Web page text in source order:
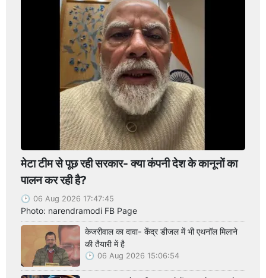
मेटा टीम से पूछ रही सरकार- क्या कंपनी देश के कानूनों का
पालन कर रही है?
06 Aug 2026 17:47:45
Photo: narendramodi FB Page
केजरीवाल का दावा- केंद्र डीजल में भी एथनॉल मिलाने
की तैयारी में है
06 Aug 2026 15:06:54